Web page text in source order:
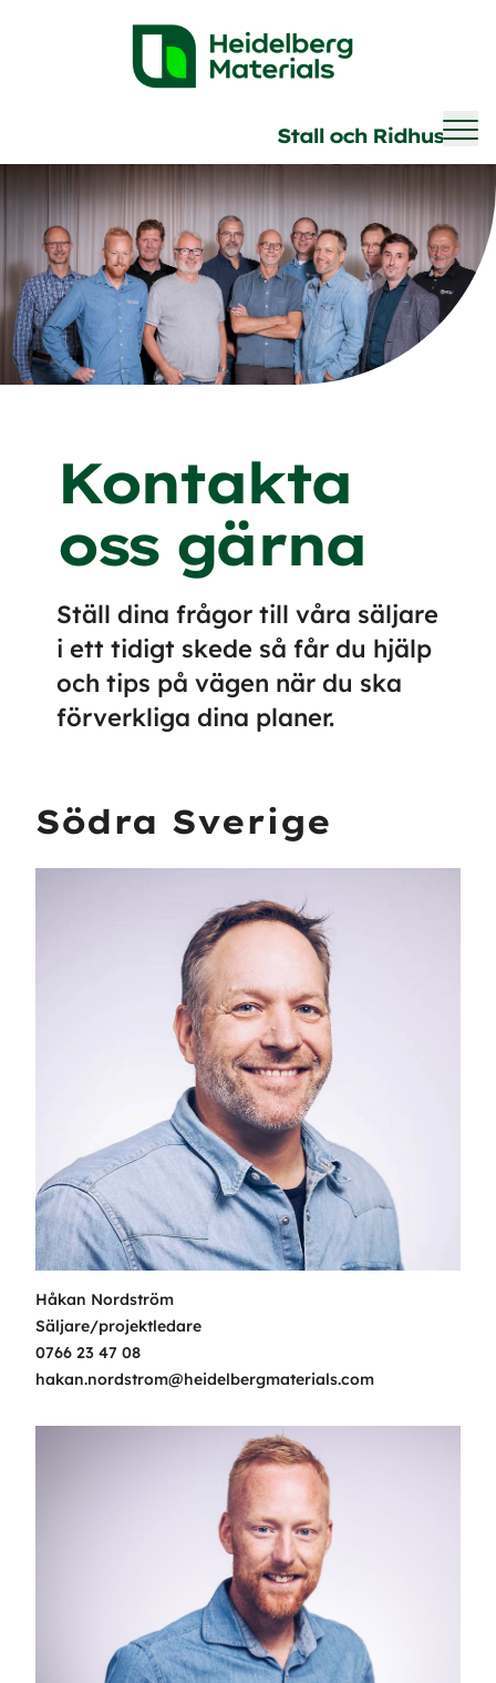
Stall och Ridhus
Kontakta
oss gärna
Ställ dina frågor till våra säljare
i ett tidigt skede så får du hjälp
och tips på vägen när du ska
förverkliga dina planer.
Södra Sverige
Håkan Nordström
Säljare/projektledare
0766 23 47 08
hakan.nordstrom@heidelbergmaterials.com